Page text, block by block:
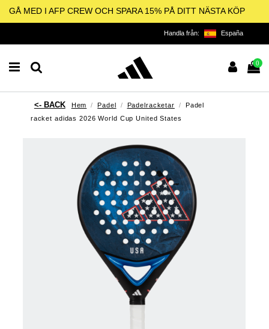
GÅ MED I AFP CREW OCH SPARA 15% PÅ DITT NÄSTA KÖP
Handla från: España
0
Hem Padel Padelracketar
Padel
racket adidas 2026 World Cup United States